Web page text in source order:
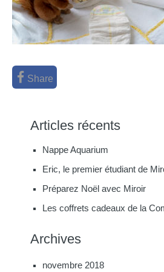
Share
Articles récents
Nappe Aquarium
Eric, le premier étudiant de
Préparez Noël avec Miroir
Les coffrets cadeaux de la
Archives
novembre 2018